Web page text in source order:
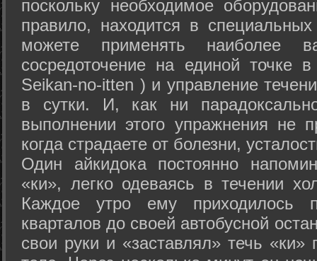
поскольку необходимое
правило, находится в
можете применять наиболее
сосредоточение на единой точке
Seikan-­no-­itten ) и управление
в сутки. И, как ни
выполнении этого упражнения не
когда страдаете от болезни,
Один айкидока постоянно
«ки», легко одеваясь в течении
Каждое утро ему приходилось
кварталов до своей автобусной
свои руки и «заставлял» течь «ки»